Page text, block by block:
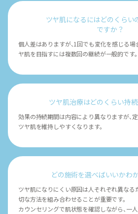
ツヤ肌になるにはどのくらい
ですか？
個人差はありますが、1回でも変化を感じる場
ヤ肌を目指すには複数回の継続が一般的です。
ツヤ肌治療はどのくらい持
効果の持続期間は内容により異なりますが、
ツヤ肌を維持しやすくなります。
どの施術を選べばいいかわ
ツヤ肌になりにくい原因は人それぞれ異なる
切な方法を組み合わせることが重要です。
カウンセリングで肌状態を確認しながら、一